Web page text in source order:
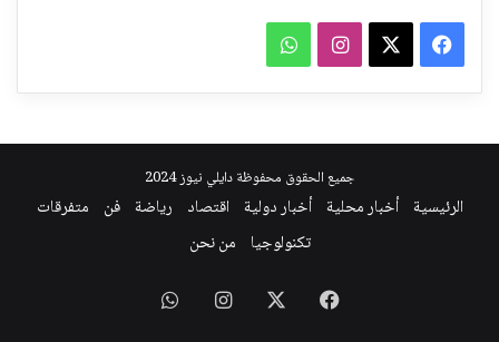
فيسبوك انستقرامواتساب
جميع الحقوق محفوظة دايلي نيوز 2024
الرئيسية أخبار محلية أخبار دولية اقتصاد رياضة فن متفرقات
تكنولوجيا من نحن
فيسبوك انستقرامواتساب